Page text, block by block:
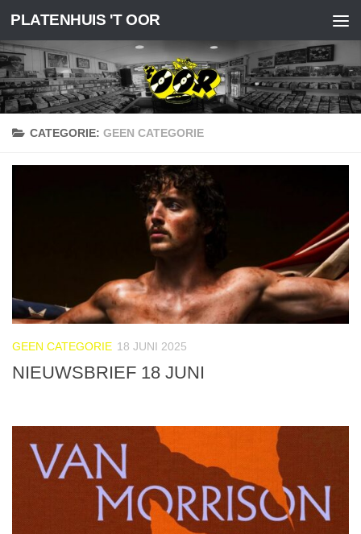
Doorgaan naar inhoud
PLATENHUIS 'T OOR
CATEGORIE: GEEN CATEGORIE
GEEN CATEGORIE 18 JUNI 2025
NIEUWSBRIEF 18 JUNI